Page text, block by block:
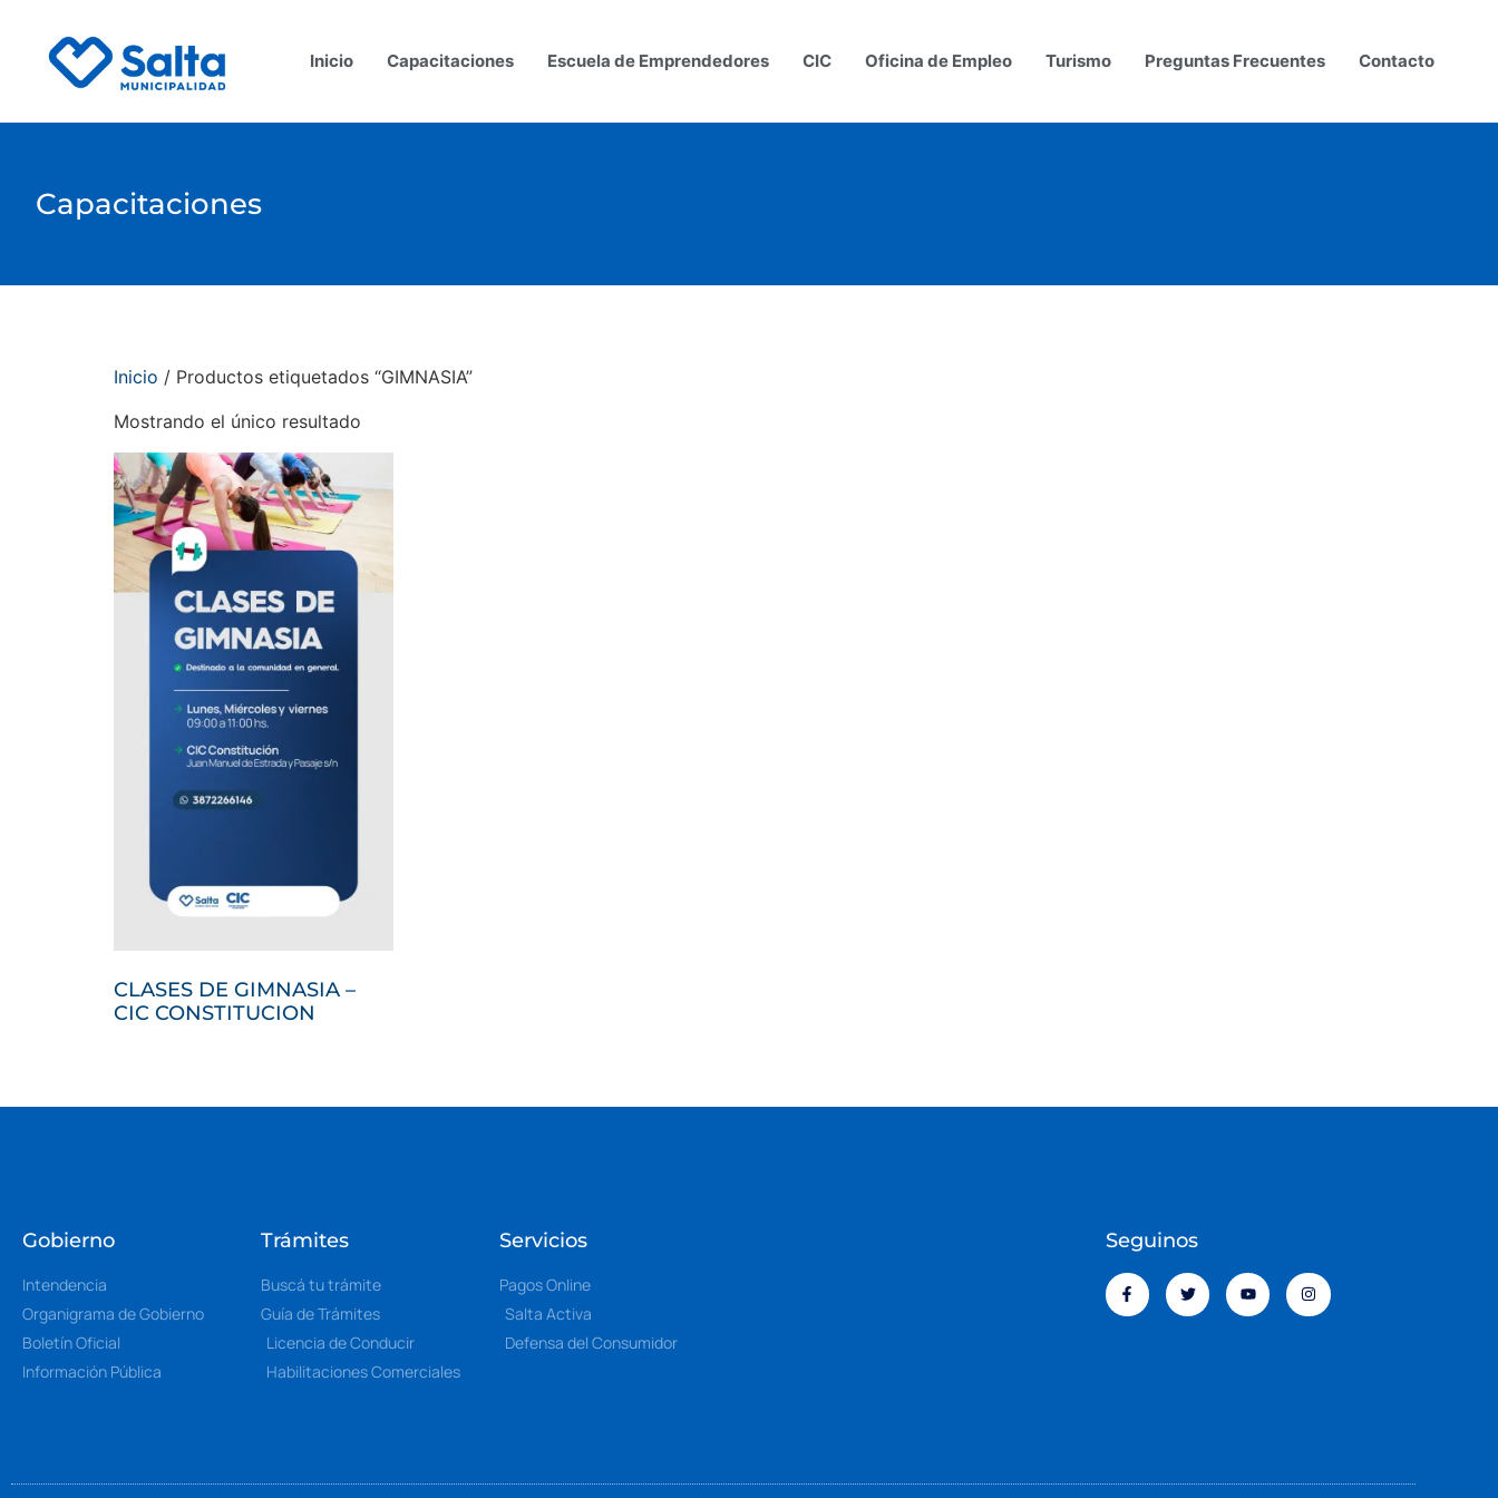
Inicio Capacitaciones Escuela de Emprendedores CIC Oficina de Empleo Turismo Preguntas Frecuentes Contacto
Capacitaciones
Inicio / Productos etiquetados “GIMNASIA”
Mostrando el único resultado
CLASES DE GIMNASIA –
CIC CONSTITUCION
Gobierno
Intendencia
Organigrama de Gobierno
Boletín Oficial
Información Pública
Trámites
Buscá tu trámite
Guía de Trámites
Licencia de Conducir
Habilitaciones Comerciales
Servicios
Pagos Online
Salta Activa
Defensa del Consumidor
Seguinos